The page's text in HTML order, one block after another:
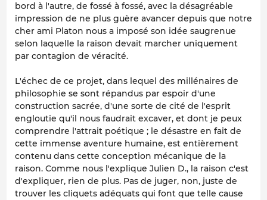
bord à l'autre, de fossé à fossé, avec la désagréable
impression de ne plus guère avancer depuis que notre
cher ami Platon nous a imposé son idée saugrenue
selon laquelle la raison devait marcher uniquement
par contagion de véracité.
L'échec de ce projet, dans lequel des millénaires de
philosophie se sont répandus par espoir d'une
construction sacrée, d'une sorte de cité de l'esprit
engloutie qu'il nous faudrait excaver, et dont je peux
comprendre l'attrait poétique ; le désastre en fait de
cette immense aventure humaine, est entièrement
contenu dans cette conception mécanique de la
raison. Comme nous l'explique Julien D., la raison c'est
d'expliquer, rien de plus. Pas de juger, non, juste de
trouver les cliquets adéquats qui font que telle cause